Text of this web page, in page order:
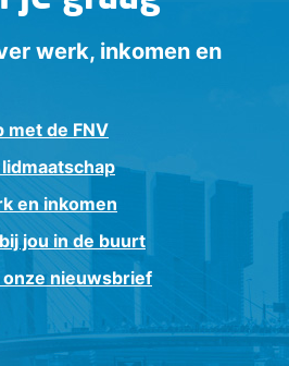
werk, inkomen en
met de FNV
en inkomen
jou in de buurt
onze nieuwsbrief